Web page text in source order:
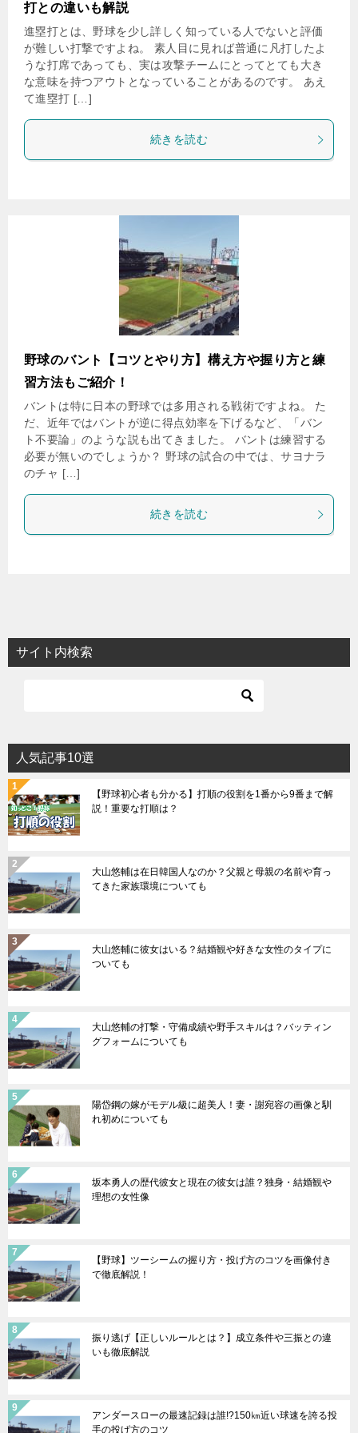
打との違いも解説
進塁打とは、野球を少し詳しく知っている人でないと評価
が難しい打撃ですよね。 素人目に見れば普通に凡打したよ
うな打席であっても、実は攻撃チームにとってとても大き
な意味を持つアウトとなっていることがあるのです。 あえ
て進塁打 […]
続きを読む
野球のバント【コツとやり方】構え方や握り方と練
習方法もご紹介！
バントは特に日本の野球では多用される戦術ですよね。 た
だ、近年ではバントが逆に得点効率を下げるなど、「バン
ト不要論」のような説も出てきました。 バントは練習する
必要が無いのでしょうか？ 野球の試合の中では、サヨナラ
のチャ […]
続きを読む
サイト内検索
人気記事10選
【野球初心者も分かる】打順の役割を1番から9番まで解
説！重要な打順は？
大山悠輔は在日韓国人なのか？父親と母親の名前や育っ
てきた家族環境についても
大山悠輔に彼女はいる？結婚観や好きな女性のタイプに
ついても
大山悠輔の打撃・守備成績や野手スキルは？バッティン
グフォームについても
陽岱鋼の嫁がモデル級に超美人！妻・謝宛容の画像と馴
れ初めについても
坂本勇人の歴代彼女と現在の彼女は誰？独身・結婚観や
理想の女性像
【野球】ツーシームの握り方・投げ方のコツを画像付き
で徹底解説！
振り逃げ【正しいルールとは？】成立条件や三振との違
いも徹底解説
アンダースローの最速記録は誰!?150㎞近い球速を誇る投
手の投げ方のコツ